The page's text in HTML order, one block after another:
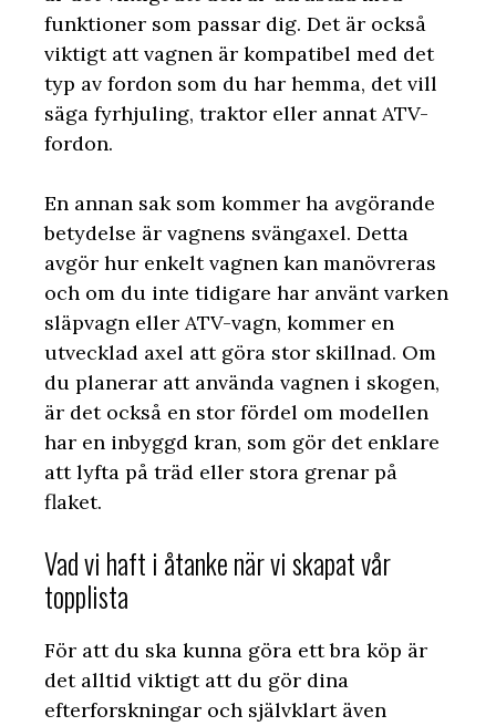
funktioner som passar dig. Det är också
viktigt att vagnen är kompatibel med det
typ av fordon som du har hemma, det vill
säga fyrhjuling, traktor eller annat ATV-
fordon.
En annan sak som kommer ha avgörande
betydelse är vagnens svängaxel. Detta
avgör hur enkelt vagnen kan manövreras
och om du inte tidigare har använt varken
släpvagn eller ATV-vagn, kommer en
utvecklad axel att göra stor skillnad. Om
du planerar att använda vagnen i skogen,
är det också en stor fördel om modellen
har en inbyggd kran, som gör det enklare
att lyfta på träd eller stora grenar på
flaket.
Vad vi haft i åtanke när vi skapat vår
topplista
För att du ska kunna göra ett bra köp är
det alltid viktigt att du gör dina
efterforskningar och självklart även